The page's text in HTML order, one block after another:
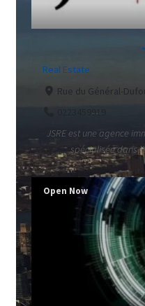
Real Estate
Rue du Général-
0223459919
JSRE est une agence
spécialisée dans
Open Now